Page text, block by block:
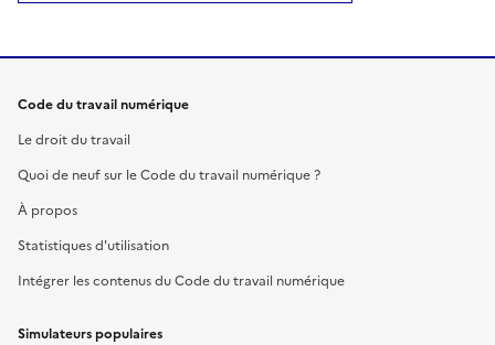
Code du travail numérique
Le droit du travail
Quoi de neuf sur le Code du travail numérique ?
À propos
Statistiques d'utilisation
Intégrer les contenus du Code du travail numérique
Simulateurs populaires